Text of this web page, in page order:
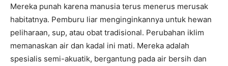
Mereka punah karena manusia terus menerus merusak
habitatnya. Pemburu liar menginginkannya untuk hewan
peliharaan, sup, atau obat tradisional. Perubahan iklim
memanaskan air dan kadal ini mati. Mereka adalah
spesialis semi-akuatik, bergantung pada air bersih dan